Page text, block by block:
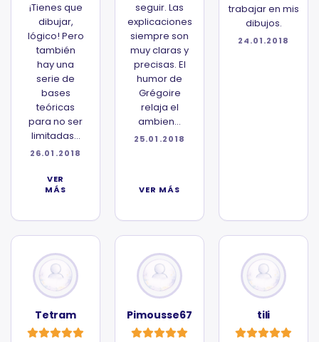
¡Tienes que
dibujar,
lógico! Pero
también
hay una
serie de
bases
teóricas
para no ser
limitadas...
26.01.2018
VER
MÁS
seguir. Las
explicaciones
siempre son
muy claras y
precisas. El
humor de
Grégoire
relaja el
ambien...
25.01.2018
VER MÁS
trabajar en mis
dibujos.
24.01.2018
Tetram Pimousse67 tili